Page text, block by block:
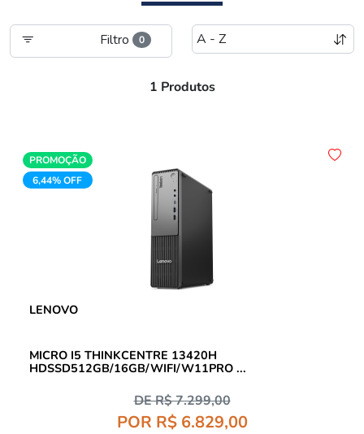
Filtro 0
1 Produtos
PROMOÇÃO
6,44% OFF
LENOVO
MICRO I5 THINKCENTRE 13420H
HDSSD512GB/16GB/WIFI/W11PRO ...
DE R$ 7.299,00
POR R$ 6.829,00